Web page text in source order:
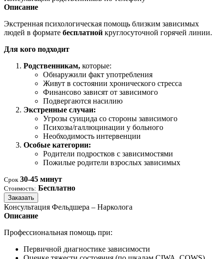
Описание
Экстренная психологическая помощь близким зависимых
людей в формате бесплатной круглосуточной горячей линии.
Для кого подходит
Родственникам, которые:
Обнаружили факт употребления
Живут в состоянии хронического стресса
Финансово зависят от зависимого
Подвергаются насилию
Экстренные случаи:
Угрозы суицида со стороны зависимого
Психозы/галлюцинации у больного
Необходимость интервенции
Особые категории:
Родители подростков с зависимостями
Пожилые родители взрослых зависимых
Срок 30-45 минут
Стоимость: Бесплатно
Заказать
Консультация Фельдшера – Нарколога
Описание
Профессиональная помощь при:
Первичной диагностике зависимости